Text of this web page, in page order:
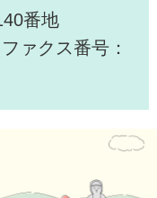
番地
ァクス番号：